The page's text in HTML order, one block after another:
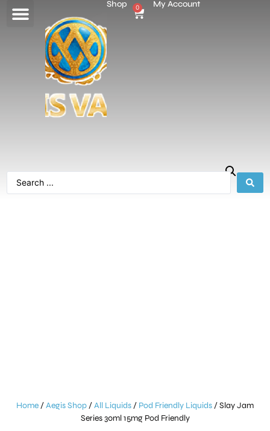
Shop 0 My Account
Home /Aegis Shop /All Liquids / Pod Friendly Liquids / Slay Jam
Series 30ml 15mg Pod Friendly